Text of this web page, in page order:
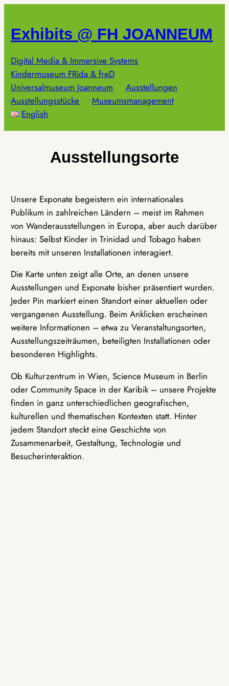
springen
Exhibits @ FH JOANNEUM
Digital Media & Immersive Systems
Kindermuseum FRida & freD
Universalmuseum Joanneum
Ausstellungen
Ausstellungsstücke
Museumsmanagement
English
Ausstellungsorte
Unsere Exponate begeistern ein internationales
Publikum in zahlreichen Ländern – meist im Rahmen
von Wanderausstellungen in Europa, aber auch darüber
hinaus: Selbst Kinder in Trinidad und Tobago haben
bereits mit unseren Installationen interagiert.
Die Karte unten zeigt alle Orte, an denen unsere
Ausstellungen und Exponate bisher präsentiert wurden.
Jeder Pin markiert einen Standort einer aktuellen oder
vergangenen Ausstellung. Beim Anklicken erscheinen
weitere Informationen – etwa zu Veranstaltungsorten,
Ausstellungszeiträumen, beteiligten Installationen oder
besonderen Highlights.
Ob Kulturzentrum in Wien, Science Museum in Berlin
oder Community Space in der Karibik – unsere Projekte
finden in ganz unterschiedlichen geografischen,
kulturellen und thematischen Kontexten statt. Hinter
jedem Standort steckt eine Geschichte von
Zusammenarbeit, Gestaltung, Technologie und
Besucherinteraktion.